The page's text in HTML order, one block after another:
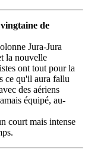
de
Jura-Jura
la nouvelle
ont tout pour la
ce qu'il aura fallu
des aériens
équipé, au-
court mais intense